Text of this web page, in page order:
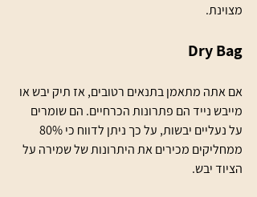
מצוינת.
Dry Bag
אם אתה מתאמן בתנאים רטובים, אז תיק יבש או
מייבש נייד הם פתרונות הכרחיים. הם שומרים
ממחליקים מכירים את היתרונות של שמירה על
הציוד יבש.